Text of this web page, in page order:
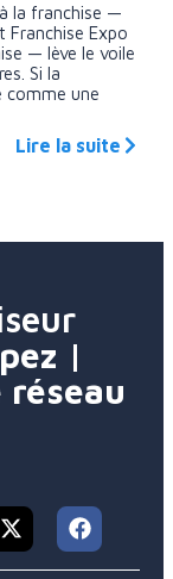
la franchise —
Franchise Expo
— lève le voile
Si la
comme une
Lire la suite
|